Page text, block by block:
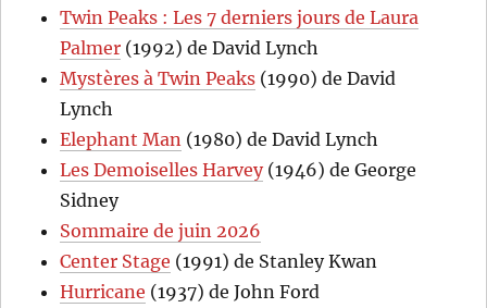
Twin Peaks : Les 7 derniers jours de Laura
Palmer (1992) de David Lynch
Mystères à Twin Peaks (1990) de David
Lynch
Elephant Man (1980) de David Lynch
Les Demoiselles Harvey(1946) de George
Sidney
Sommaire de juin 2026
Center Stage (1991) de Stanley Kwan
Hurricane (1937) de John Ford